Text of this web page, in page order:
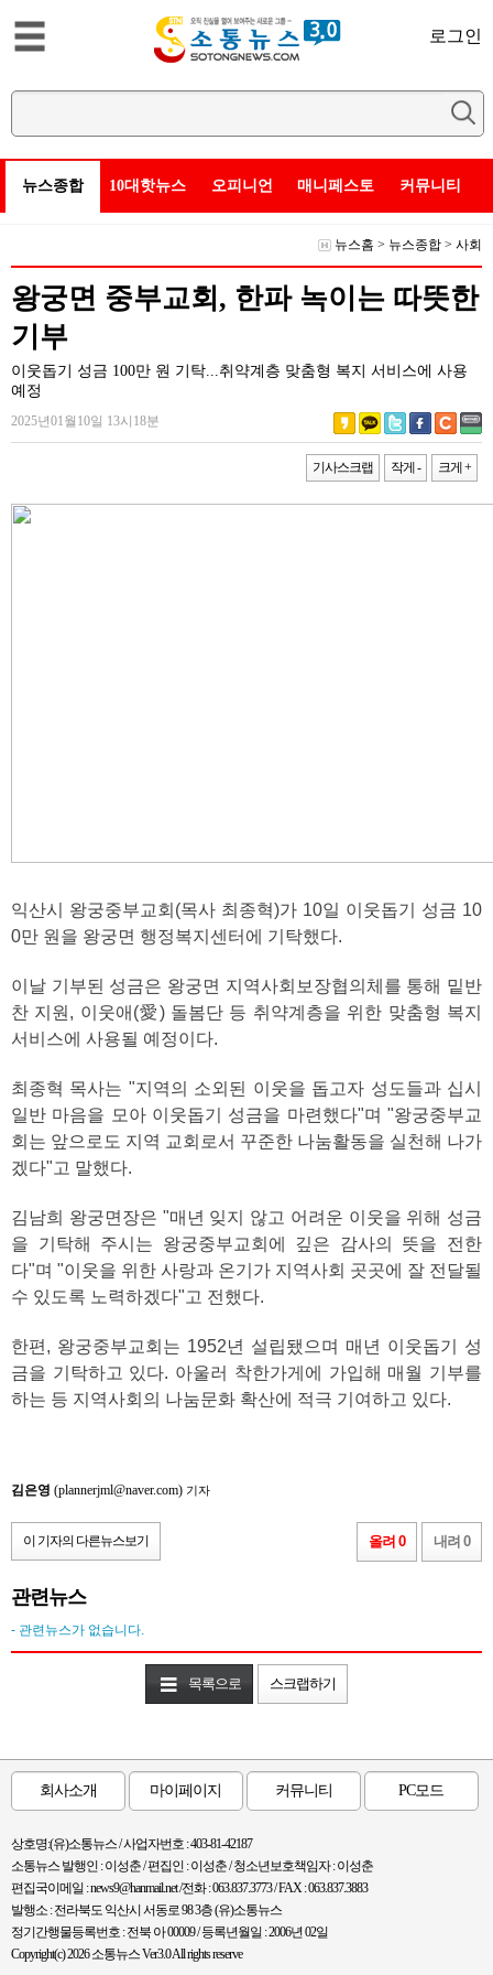
로그인
뉴스종합 10대핫뉴스 오피니언 매니페스토 커뮤니티
뉴스홈 > 뉴스종합 > 사회
왕궁면 중부교회, 한파 녹이는 따뜻한
기부
이웃돕기 성금 100만 원 기탁...취약계층 맞춤형 복지 서비스에 사용
예정
2025년01월10일 13시18분
기사스크랩 작게 - 크게 +
익산시 왕궁중부교회(목사 최종혁)가 10일 이웃돕기 성금 10
0만 원을 왕궁면 행정복지센터에 기탁했다.
이날 기부된 성금은 왕궁면 지역사회보장협의체를 통해 밑반
찬 지원, 이웃애(愛) 돌봄단 등 취약계층을 위한 맞춤형 복지
서비스에 사용될 예정이다.
최종혁 목사는 "지역의 소외된 이웃을 돕고자 성도들과 십시
일반 마음을 모아 이웃돕기 성금을 마련했다"며 "왕궁중부교
회는 앞으로도 지역 교회로서 꾸준한 나눔활동을 실천해 나가
겠다"고 말했다.
김남희 왕궁면장은 "매년 잊지 않고 어려운 이웃을 위해 성금
을 기탁해 주시는 왕궁중부교회에 깊은 감사의 뜻을 전한
다"며 "이웃을 위한 사랑과 온기가 지역사회 곳곳에 잘 전달될
수 있도록 노력하겠다"고 전했다.
한편, 왕궁중부교회는 1952년 설립됐으며 매년 이웃돕기 성
금을 기탁하고 있다. 아울러 착한가게에 가입해 매월 기부를
하는 등 지역사회의 나눔문화 확산에 적극 기여하고 있다.
김은영 (plannerjml@naver.com) 기자
이 기자의 다른뉴스보기 올려 0 내려 0
관련뉴스
- 관련뉴스가 없습니다.
목록으로 스크랩하기
회사소개 마이페이지 커뮤니티 PC모드
상호명:(유)소통뉴스 / 사업자번호 : 403-81-42187
소통뉴스 발행인 : 이성춘 / 편집인 : 이성춘 / 청소년보호책임자 : 이성춘
편집국이메일 : news9@hanmail.net /전화 : 063.837.3773 / FAX : 063.837.3883
발행소 : 전라북도 익산시 서동로 98 3층 (유)소통뉴스
정기간행물등록번호 : 전북 아 00009 / 등록년월일 : 2006년 02일
Copyright(c) 2026 소통뉴스 Ver3.0 All rights reserve